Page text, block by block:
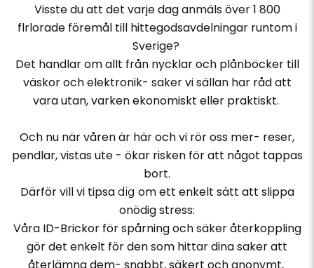
Visste du att det varje dag anmäls över 1 800
flrlorade föremål till hittegodsavdelningar runtom i
Sverige?
Det handlar om allt från nycklar och plånböcker till
väskor och elektronik- saker vi sällan har råd att
vara utan, varken ekonomiskt eller praktiskt.
Och nu när våren är här och vi rör oss mer- reser,
pendlar, vistas ute - ökar risken för att något tappas
bort.
Därför vill vi tipsa dig om ett enkelt sätt att slippa
onödig stress:
Våra ID-Brickor för spårning och säker återkoppling
gör det enkelt för den som hittar dina saker att